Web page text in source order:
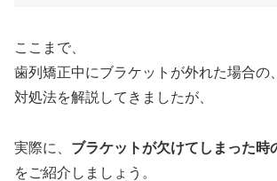
ここまで、
歯列矯正中にブラケットが外れた場合の、
対処法を解説してきましたが、
実際に、 ブラケットが欠けてしまった時
をご紹介しましょう。